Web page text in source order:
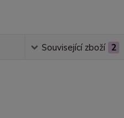
Související zboží 2